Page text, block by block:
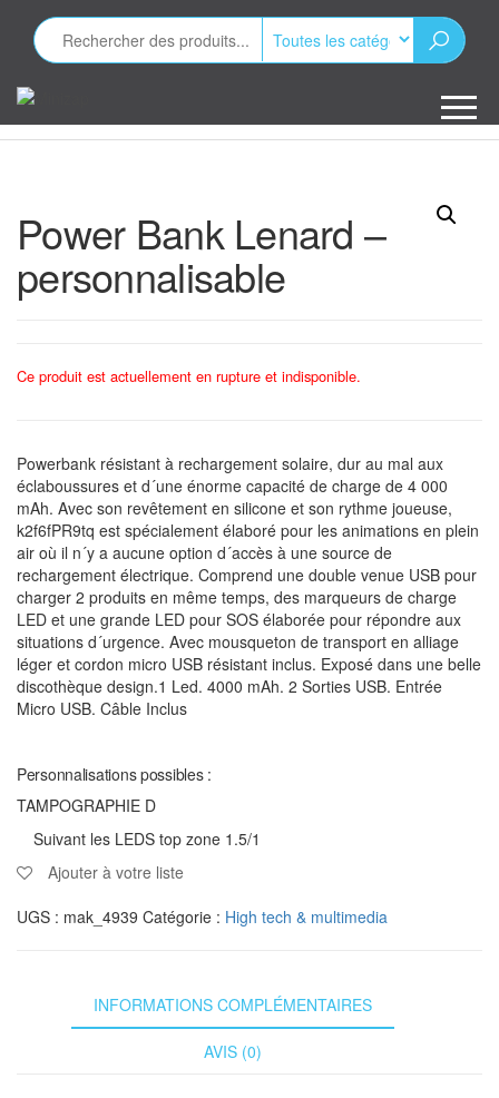
contenu
publicitaires
Power Bank Lenard –
personnalisable
Ce produit est actuellement en rupture et indisponible.
Powerbank résistant à rechargement solaire, dur au mal aux
éclaboussures et d´une énorme capacité de charge de 4 000
mAh. Avec son revêtement en silicone et son rythme joueuse,
k2f6fPR9tq est spécialement élaboré pour les animations en plein
air où il n´y a aucune option d´accès à une source de
rechargement électrique. Comprend une double venue USB pour
charger 2 produits en même temps, des marqueurs de charge
LED et une grande LED pour SOS élaborée pour répondre aux
situations d´urgence. Avec mousqueton de transport en alliage
léger et cordon micro USB résistant inclus. Exposé dans une belle
discothèque design.1 Led. 4000 mAh. 2 Sorties USB. Entrée
Micro USB. Câble Inclus
Personnalisations possibles :
TAMPOGRAPHIE D
Suivant les LEDS top zone 1.5/1
Ajouter à votre liste
UGS : mak_4939 Catégorie : High tech & multimedia
INFORMATIONS COMPLÉMENTAIRES
AVIS (0)